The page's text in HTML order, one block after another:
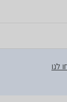
לנו